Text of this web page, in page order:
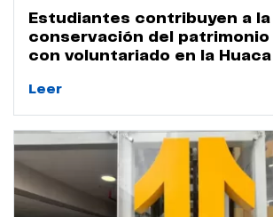
Estudiantes contribuyen a la
conservación del patrimonio
con voluntariado en la Huaca
Leer